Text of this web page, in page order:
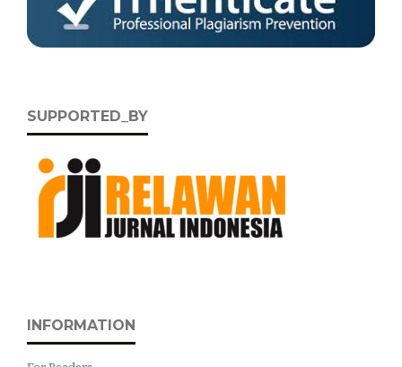
SUPPORTED_BY
INFORMATION